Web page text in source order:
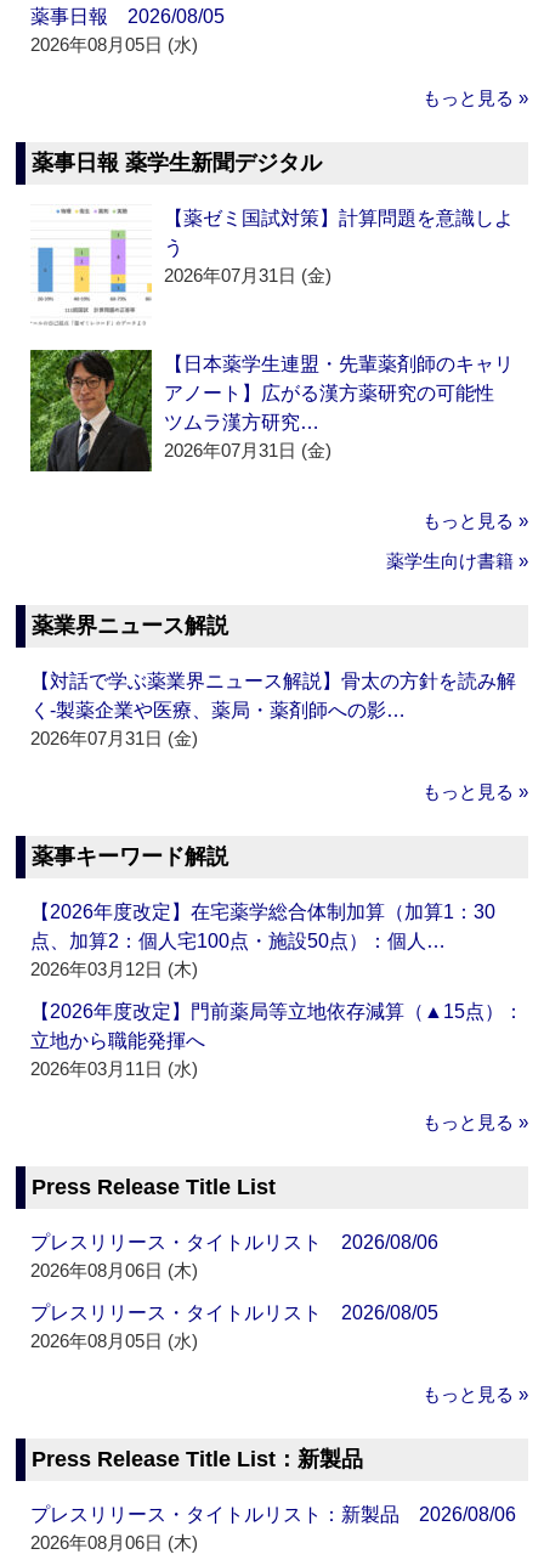
薬事日報 2026/08/05
2026年08月05日 (水)
もっと見る »
薬事日報 薬学生新聞デジタル
【薬ゼミ国試対策】計算問題を意識しよ
う
2026年07月31日 (金)
【日本薬学生連盟・先輩薬剤師のキャリ
アノート】広がる漢方薬研究の可能性
ツムラ漢方研究…
2026年07月31日 (金)
もっと見る »
薬学生向け書籍 »
薬業界ニュース解説
【対話で学ぶ薬業界ニュース解説】骨太の方針を読み解
く‐製薬企業や医療、薬局・薬剤師への影…
2026年07月31日 (金)
もっと見る »
薬事キーワード解説
【2026年度改定】在宅薬学総合体制加算（加算1：30
点、加算2：個人宅100点・施設50点）：個人…
2026年03月12日 (木)
【2026年度改定】門前薬局等立地依存減算（▲15点）：
立地から職能発揮へ
2026年03月11日 (水)
もっと見る »
Press Release Title List
プレスリリース・タイトルリスト 2026/08/06
2026年08月06日 (木)
プレスリリース・タイトルリスト 2026/08/05
2026年08月05日 (水)
もっと見る »
Press Release Title List：新製品
プレスリリース・タイトルリスト：新製品 2026/08/06
2026年08月06日 (木)